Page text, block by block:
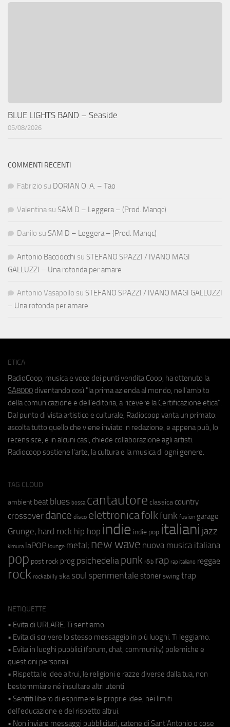
BLUE LIGHTS BAND – Seaside
05/08/2026
COMMENTI RECENTI
Fabrizio su DORIAN O. A. – Tao
Valentina su SAM D – Leggera – (Prod. Manqc)
Danilo su SAM D – Leggera – (Prod. Manqc)
Antonio Bacciocchi su STEFANO SPAZZI / IVANO MAGI
GALLUZZI – Una rotonda per amare
Antonio Vasapollo su STEFANO SPAZZI / IVANO MAGI GALLUZZI
– Una rotonda per amare
ETICA
RadioCoop, musica e voce dei punti vendita Coop, ha ottenuto la
SA8000 diventando così "la prima azienda al mondo, nell'ambito
della comunicazione e dell'editoria, a ricevere la Certificazione etica".
Dal punto di vista artistico e culturale, Radiocoop vanta un primato:
ascolta tutto quello che viene inviato in redazione, e appena può, lo
recensisce, e in alcuni casi, chiede collaborazione agli artisti.
Radiocoop sostiene l'arte, la cultura e la musica di ogni genere.
TAG CLOUD
ambient beat blues bossa cantautore classica country
crossover dance disco elettronicafolkfunk fusion garage
Grunge; hard rock hip hop indie indie pop italiani jazz
kimura laPOP lounge metal; new wave nuova musica italiana
pop post rock prog psichedeliapunk r&b rap rap italiano reggae
rock rockabilly ska soul sperimentale stoner swing trap
NETIQUETTE
• Evita di URLARE. Ti sentiamo.
• Evita di scrivere lo stesso messaggio in più luoghi. Ti leggiamo.
• Evita in luoghi pubblici (forum, chat, community) polemiche e
questioni personali.
• Rispetta le idee altrui, le religioni e razze diverse dalla tua, non
bestemmiare né insultare altri utenti.
• Sentiti libero di esprimere le proprie idee, nei limiti
dell'educazione e del rispetto altrui.
• Non inviare messaggi pubblicitari, catene di Sant'Antonio o cose